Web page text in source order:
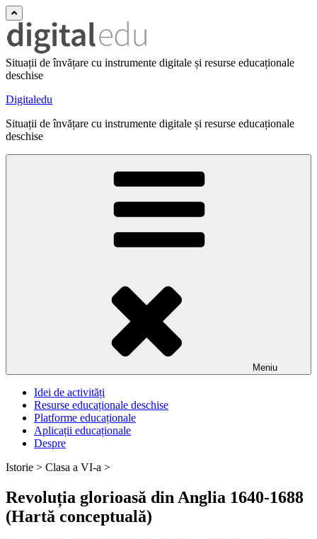
Situații de învățare cu instrumente digitale și resurse educaționale
deschise
Digitaledu
Situații de învățare cu instrumente digitale și resurse educaționale
deschise
Meniu
Idei de activități
Resurse educaționale deschise
Platforme educaționale
Aplicații educaționale
Despre
Istorie > Clasa a VI-a >
Revoluția glorioasă din Anglia 1640-1688
(Hartă conceptuală)